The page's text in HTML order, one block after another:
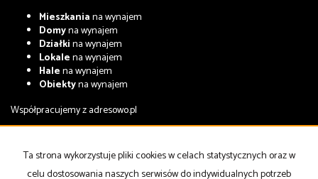
Mieszkaniana wynajem
Domyna wynajem
Działkina wynajem
Lokalena wynajem
Halena wynajem
Obiektyna wynajem
Współpracujemy zadresowo.pl
Domyna sprzedaż
Działkina sprzedaż
Ta strona wykorzystuje pliki cookies w celach statystycznych oraz w
celu dostosowania naszych serwisów do indywidualnych potrzeb